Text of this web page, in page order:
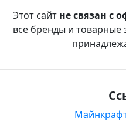
Этот сайт не связан с
все бренды и товарные